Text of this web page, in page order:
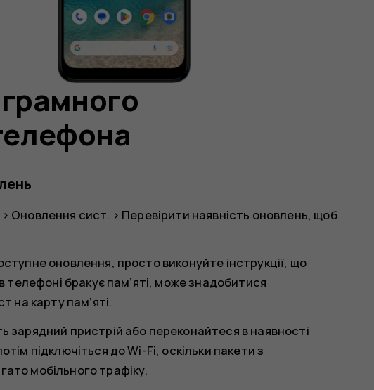
> Оновлення сист. > Перевірити наявність оновлень, щоб
оновлення, просто виконуйте інструкції, що
телефоні бракує пам’яті, може знадобитися
на карту пам’яті.
зарядний пристрій або переконайтеся в наявності
підключіться до Wi-Fi, оскільки пакети з
мобільного трафіку.